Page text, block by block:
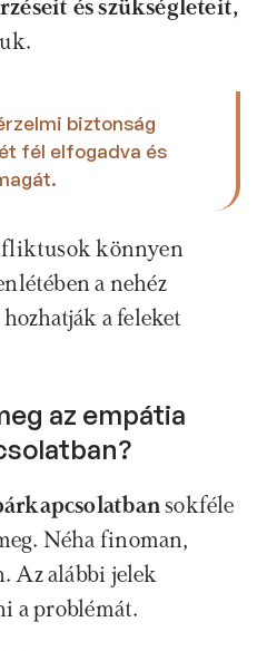
biztonság
fél elfogadva és
könnyen
a nehéz
a feleket
az empátia
sokféle
Néha finoman,
Az alábbi jelek
a problémát.